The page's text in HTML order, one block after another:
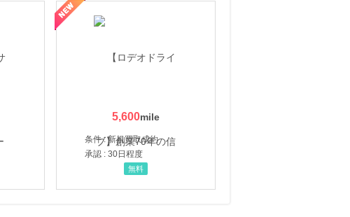
5,600
条件 : 新規買取成約
承認 : 30日程度
無料